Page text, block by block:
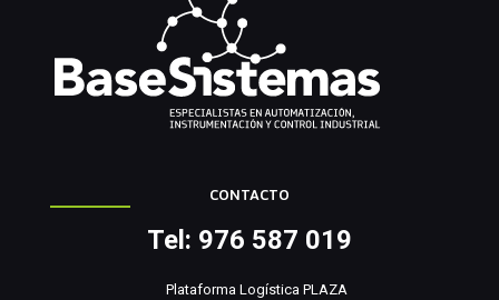
CONTACTO
Tel: 976 587 019
Plataforma Logística PLAZA